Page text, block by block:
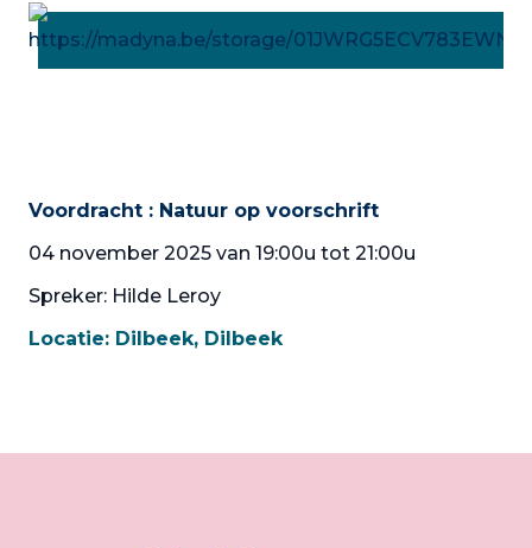
Voordracht : Natuur op voorschrift
04 november 2025 van 19:00u tot 21:00u
Spreker: Hilde Leroy
Locatie: Dilbeek, Dilbeek